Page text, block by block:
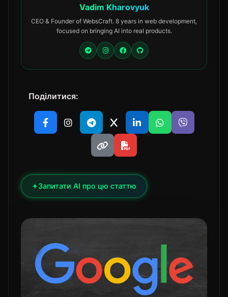
Vadim Kharovyuk
CEO & Founder of WebsCraft. 8 years in web development,
focused on bringing AI into real products.
Поділитися:
✦Запитати AI про цю статтю